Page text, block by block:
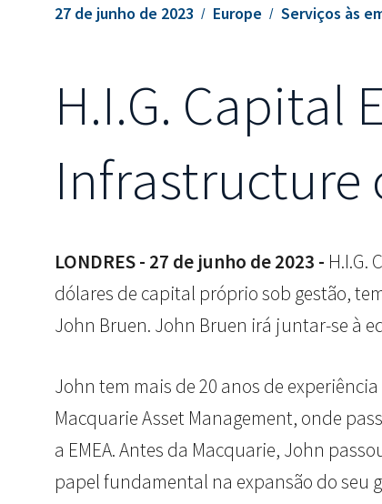
27 de junho de 2023 Europe Serviços às
H.I.G. Capital
Infrastructure
LONDRES - 27 de junho de 2023 - H.I.G.
dólares de capital próprio sob gestão,
John Bruen. John Bruen irá juntar-se à
John tem mais de 20 anos de
Macquarie Asset Management, onde
a EMEA. Antes da Macquarie, John
papel fundamental na expansão do seu